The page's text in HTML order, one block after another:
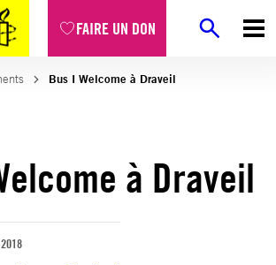
FAIRE UN DON
Bus I Welcome à Draveil
à Draveil